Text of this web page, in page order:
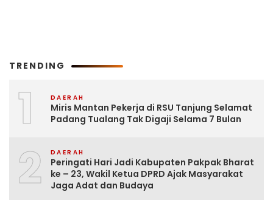
TRENDING
1 DAERAH
Miris Mantan Pekerja di RSU Tanjung Selamat
Padang Tualang Tak Digaji Selama 7 Bulan
2 DAERAH
Peringati Hari Jadi Kabupaten Pakpak Bharat
ke – 23, Wakil Ketua DPRD Ajak Masyarakat
Jaga Adat dan Budaya